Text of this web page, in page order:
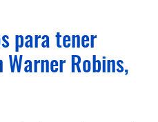
para tener
Robins,